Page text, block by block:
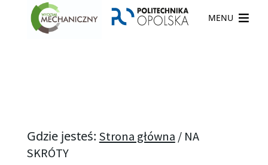
MENU
Gdzie jesteś: Strona główna / NA
SKRÓTY